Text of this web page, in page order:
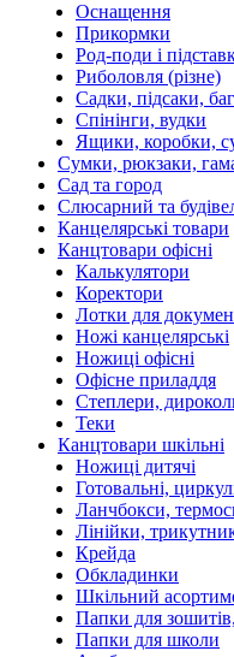
Оснащення
Прикормки
Род-поди і
Риболовля (різне)
Садки, підсаки,
Спінінги, вудки
Ящики, коробки,
Сумки, рюкзаки,
Сад та город
Слюсарний та
Канцелярські товари
Канцтовари офісні
Калькулятори
Коректори
Лотки для
Ножі канцелярські
Ножиці офісні
Офісне приладдя
Степлери,
Теки
Канцтовари шкільні
Ножиці дитячі
Готовальні,
Ланчбокси,
Лінійки,
Крейда
Обкладинки
Шкільний
Папки для
Папки для школи